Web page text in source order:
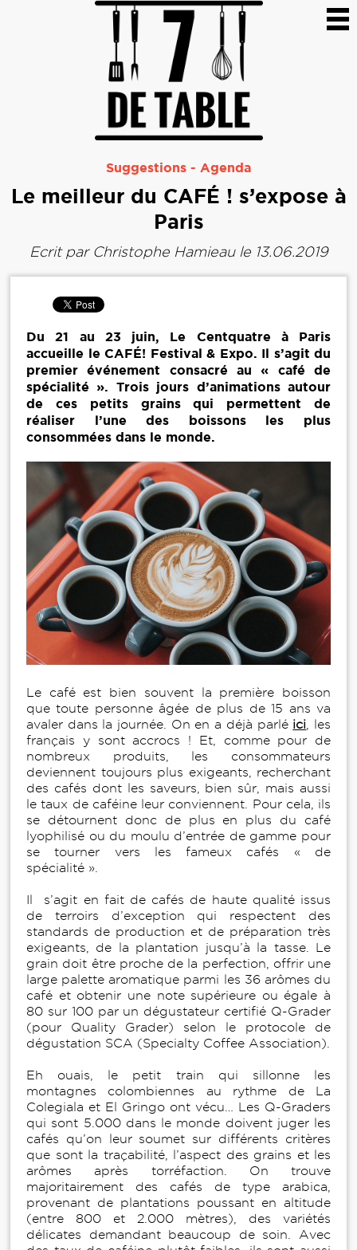
Suggestions - Agenda
Le meilleur du CAFÉ ! s’expose à
Paris
Ecrit par Christophe Hamieaule 13.06.2019
Du 21 au 23 juin, Le Centquatre à Paris
accueille le CAFÉ! Festival & Expo. Il s’agit du
premier événement consacré au « café de
spécialité ». Trois jours d’animations autour
de ces petits grains qui permettent de
réaliser l’une des boissons les plus
consommées dans le monde.
Le café est bien souvent la première boisson
que toute personne âgée de plus de 15 ans va
avaler dans la journée. On en a déjà parlé ici , les
français y sont accrocs ! Et, comme pour de
nombreux produits, les consommateurs
deviennent toujours plus exigeants, recherchant
des cafés dont les saveurs, bien sûr, mais aussi
le taux de caféine leur conviennent. Pour cela, ils
se détournent donc de plus en plus du café
lyophilisé ou du moulu d’entrée de gamme pour
se tourner vers les fameux cafés « de
spécialité ».
Il s’agit en fait de cafés de haute qualité issus
de terroirs d’exception qui respectent des
standards de production et de préparation très
exigeants, de la plantation jusqu’à la tasse. Le
grain doit être proche de la perfection, offrir une
large palette aromatique parmi les 36 arômes du
café et obtenir une note supérieure ou égale à
80 sur 100 par un dégustateur certifié Q-Grader
(pour Quality Grader) selon le protocole de
dégustation SCA (Specialty Coffee Association).
Eh ouais, le petit train qui sillonne les
montagnes colombiennes au rythme de La
Colegiala et El Gringo ont vécu… Les Q-Graders
qui sont 5.000 dans le monde doivent juger les
cafés qu’on leur soumet sur différents critères
que sont la traçabilité, l’aspect des grains et les
arômes après torréfaction. On trouve
majoritairement des cafés de type arabica,
provenant de plantations poussant en altitude
(entre 800 et 2.000 mètres), des variétés
délicates demandant beaucoup de soin. Avec